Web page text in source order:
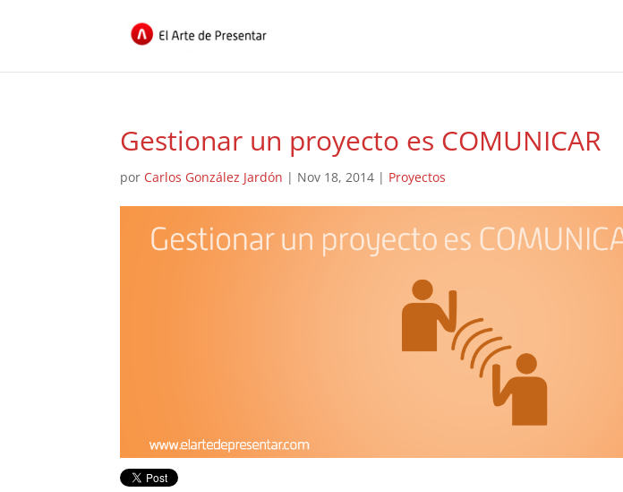
Gestionar un proyecto es COMUNICAR
por Carlos González Jardón | Nov 18, 2014 | Proyectos